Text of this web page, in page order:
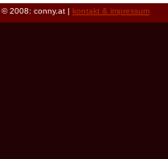
© 2008: conny.at | kontakt & impressum